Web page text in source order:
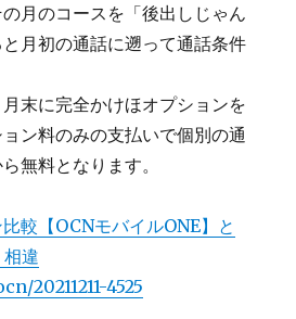
月のコースを「後出しじゃん
月初の通話に遡って通話条件
末に完全かけほオプションを
ン料のみの支払いで個別の通
無料となります。
較【OCNモバイルONE】と
相違
20211211-4525